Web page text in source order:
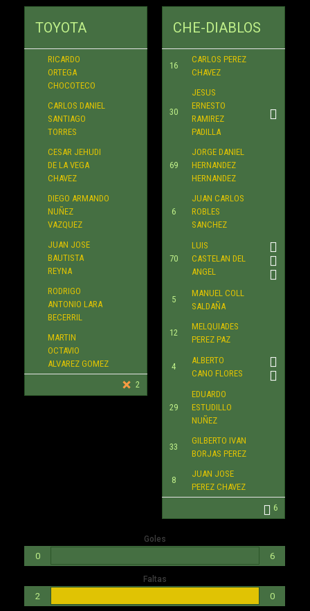
TOYOTA
RICARDO
ORTEGA
CHOCOTECO
CARLOS DANIEL
SANTIAGO
TORRES
CESAR JEHUDI
DE LA VEGA
CHAVEZ
DIEGO ARMANDO
NUÑEZ
VAZQUEZ
JUAN JOSE
BAUTISTA
REYNA
RODRIGO
ANTONIO LARA
BECERRIL
MARTIN
OCTAVIO
ALVAREZ GOMEZ
2
CHE-DIABLOS
16
CARLOS PEREZ
CHAVEZ
30
JESUS
ERNESTO
RAMIREZ
PADILLA
69
JORGE DANIEL
HERNANDEZ
HERNANDEZ
6
JUAN CARLOS
ROBLES
SANCHEZ
70
LUIS
CASTELAN DEL
ANGEL
5
MANUEL COLL
SALDAÑA
12
MELQUIADES
PEREZ PAZ
4
ALBERTO
CANO FLORES
29
EDUARDO
ESTUDILLO
NUÑEZ
33
GILBERTO IVAN
BORJAS PEREZ
8
JUAN JOSE
PEREZ CHAVEZ
6
Goles
0 6
Faltas
2 0